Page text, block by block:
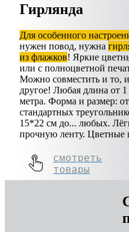
Гирлянда
Для особенного
нужен повод, нужна
из флажков! Яркие
или с полноцветной
Можно совместить и то, и
другое! Любая длина от 1
метра. Форма и размер: от
стандартных
15*22 см до... любых.
прочную ленту. Цветные
смотреть
товары